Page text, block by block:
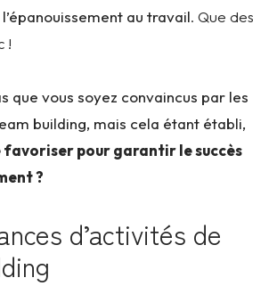
au travail. Que des
!
que vous soyez convaincus par les
building, mais cela étant établi,
pour garantir le succès
?
d’activités de